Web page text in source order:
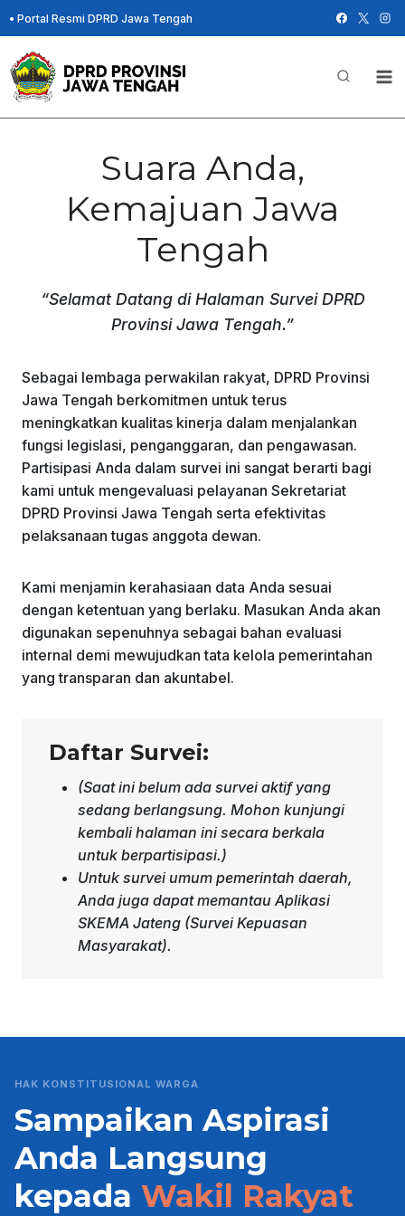
Skip
to
content
• Portal Resmi DPRD Jawa Tengah
Suara Anda,
Kemajuan Jawa
Tengah
“Selamat Datang di Halaman Survei DPRD
Provinsi Jawa Tengah.”
Sebagai lembaga perwakilan rakyat, DPRD Provinsi
Jawa Tengah berkomitmen untuk terus
meningkatkan kualitas kinerja dalam menjalankan
fungsi legislasi, penganggaran, dan pengawasan.
Partisipasi Anda dalam survei ini sangat berarti bagi
kami untuk mengevaluasi pelayanan Sekretariat
DPRD Provinsi Jawa Tengah serta efektivitas
pelaksanaan tugas anggota dewan.
Kami menjamin kerahasiaan data Anda sesuai
dengan ketentuan yang berlaku. Masukan Anda akan
digunakan sepenuhnya sebagai bahan evaluasi
internal demi mewujudkan tata kelola pemerintahan
yang transparan dan akuntabel.
Daftar Survei:
(Saat ini belum ada survei aktif yang
sedang berlangsung. Mohon kunjungi
kembali halaman ini secara berkala
untuk berpartisipasi.)
Untuk survei umum pemerintah daerah,
Anda juga dapat memantauAplikasi
SKEMA Jateng (Survei Kepuasan
Masyarakat).
HAK KONSTITUSIONAL WARGA
Sampaikan Aspirasi
Anda Langsung
kepada Wakil Rakyat